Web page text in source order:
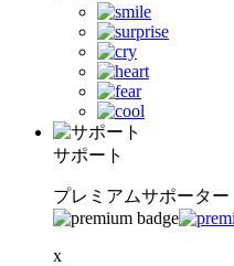
サポート
プレミアムサポーター
x